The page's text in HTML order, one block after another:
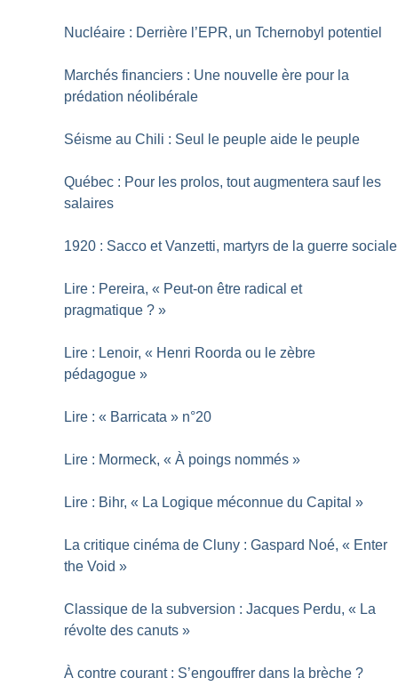
Nucléaire : Derrière l’EPR, un Tchernobyl potentiel
Marchés financiers : Une nouvelle ère pour la
prédation néolibérale
Séisme au Chili : Seul le peuple aide le peuple
Québec : Pour les prolos, tout augmentera sauf les
salaires
1920 : Sacco et Vanzetti, martyrs de la guerre sociale
Lire : Pereira, « Peut-on être radical et
pragmatique ? »
Lire : Lenoir, « Henri Roorda ou le zèbre
pédagogue »
Lire : « Barricata » n°20
Lire : Mormeck, « À poings nommés »
Lire : Bihr, « La Logique méconnue du Capital »
La critique cinéma de Cluny : Gaspard Noé, « Enter
the Void »
Classique de la subversion : Jacques Perdu, « La
révolte des canuts »
À contre courant : S’engouffrer dans la brèche ?